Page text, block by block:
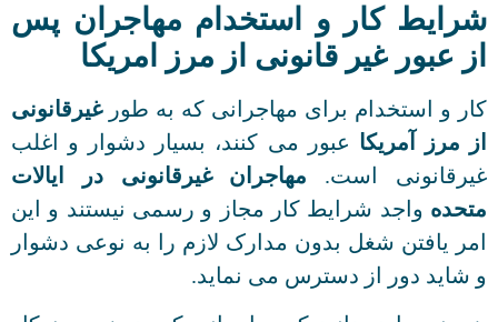
شرایط کار و استخدام مهاجران پس
از عبور غیر قانونی از مرز امریکا
کار و استخدام برای مهاجرانی که به طورغیرقانونی
از مرز آمریکا عبور می کنند، بسیار دشوار و اغلب
غیرقانونی است. مهاجران غیرقانونی در ایالات
متحده واجد شرایط کار مجاز و رسمی نیستند و این
امر یافتن شغل بدون مدارک لازم را به نوعی دشوار
و شاید دور از دسترس می نماید.